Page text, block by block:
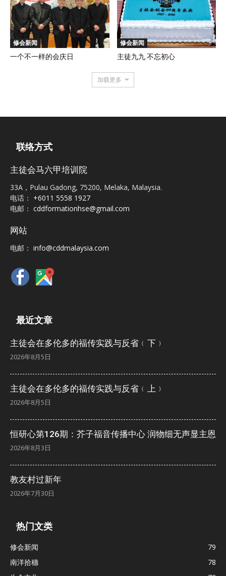
修会新闻
一个不一样的会庆日
修会新闻
主徒九九 不忘初心
加载更多
联络方式
主徒会马六甲培训院
33A，Pulau Gadong, 75200, Melaka, Malaysia.
电话： +6011 5558 1927
电邮： cddformationhse@gmail.com
网站
电邮： info@cddmalaysia.com
最近文章
主徒会在多伦多的福传实践与反省﹙下﹚
2026年8月5日
主徒会在多伦多的福传实践与反省﹙上﹚
2026年8月5日
恒研心第126期：芥子福音传播中心 润物细无声显主恩
2026年8月3日
教友村过新年
2026年7月30日
热门文类
修会新闻
79
南洋拾穗
78